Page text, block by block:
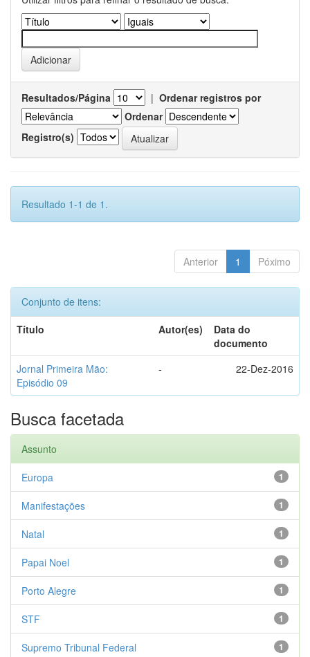
Resultados/Página | Ordenar registros por
Ordenar
Registro(s)
Resultado 1-1 de 1.
Anterior 1 Póximo
Conjunto de itens:
Título
Autor(es)
Data do
documento
Jornal Primeira Mão:
Episódio 09
- 22-Dez-2016
Busca facetada
Assunto
1
Europa
1
Manifestações
1
Natal
1
Papai Noel
1
Porto Alegre
1
STF
1
Supremo Tribunal Federal